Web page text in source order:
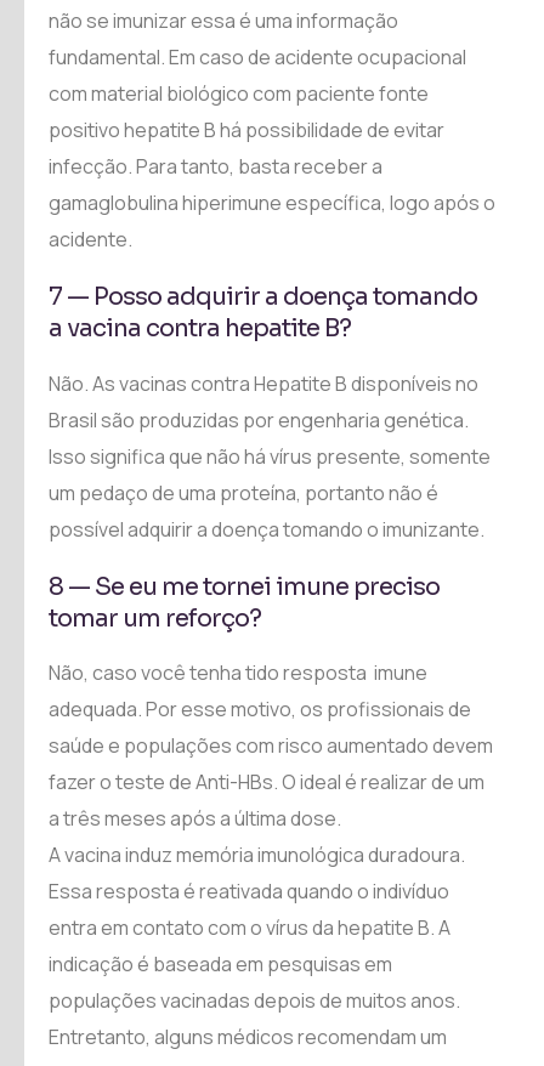
não se imunizar essa é uma informação
fundamental. Em caso de acidente ocupacional
com material biológico com paciente fonte
positivo hepatite B há possibilidade de evitar
infecção. Para tanto, basta receber a
gamaglobulina hiperimune específica, logo após o
acidente.
7 — Posso adquirir a doença tomando
a vacina contra hepatite B?
Não. As vacinas contra Hepatite B disponíveis no
Brasil são produzidas por engenharia genética.
Isso significa que não há vírus presente, somente
um pedaço de uma proteína, portanto não é
possível adquirir a doença tomando o imunizante.
8 — Se eu me tornei imune preciso
tomar um reforço?
Não, caso você tenha tido resposta imune
adequada. Por esse motivo, os profissionais de
saúde e populações com risco aumentado devem
fazer o teste de Anti-HBs. O ideal é realizar de um
a três meses após a última dose.
A vacina induz memória imunológica duradoura.
Essa resposta é reativada quando o indivíduo
entra em contato com o vírus da hepatite B. A
indicação é baseada em pesquisas em
populações vacinadas depois de muitos anos.
Entretanto, alguns médicos recomendam um